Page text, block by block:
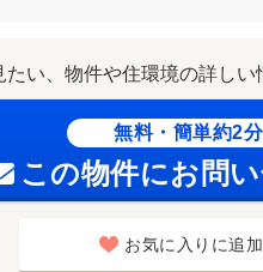
たい、物件や住環境の詳しい
無料・簡単約2分
この物件にお問
お気に入りに追